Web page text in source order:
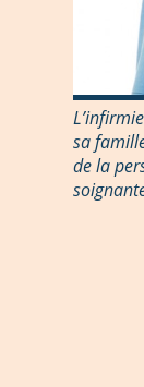
sa
de la